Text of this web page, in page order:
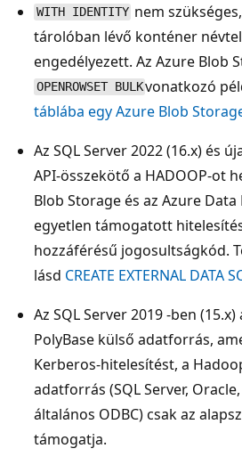
WITH IDENTITY nem
tárolóban lévő konténer
engedélyezett. Az Azure Blob
OPENROWSET BULKvonatkozó
táblába egy Azure Blob
Az SQL Server 2022 (16.x) és
API-összekötő a HADOOP-ot
Blob Storage és az Azure Data
egyetlen támogatott
hozzáférésű jogosultságkód.
lásd CREATE EXTERNAL DATA
Az SQL Server 2019 -ben
PolyBase külső adatforrás,
Kerberos-hitelesítést, a
adatforrás (SQL Server,
általános ODBC) csak az
támogatja.